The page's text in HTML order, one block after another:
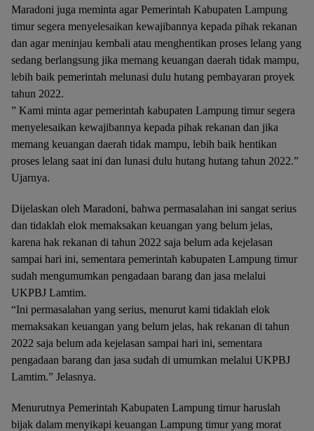
Maradoni juga meminta agar Pemerintah Kabupaten Lampung
timur segera menyelesaikan kewajibannya kepada pihak rekanan
dan agar meninjau kembali atau menghentikan proses lelang yang
sedang berlangsung jika memang keuangan daerah tidak mampu,
lebih baik pemerintah melunasi dulu hutang pembayaran proyek
tahun 2022.
” Kami minta agar pemerintah kabupaten Lampung timur segera
menyelesaikan kewajibannya kepada pihak rekanan dan jika
memang keuangan daerah tidak mampu, lebih baik hentikan
proses lelang saat ini dan lunasi dulu hutang hutang tahun 2022.”
Ujarnya.
Dijelaskan oleh Maradoni, bahwa permasalahan ini sangat serius
dan tidaklah elok memaksakan keuangan yang belum jelas,
karena hak rekanan di tahun 2022 saja belum ada kejelasan
sampai hari ini, sementara pemerintah kabupaten Lampung timur
sudah mengumumkan pengadaan barang dan jasa melalui
UKPBJ Lamtim.
“Ini permasalahan yang serius, menurut kami tidaklah elok
memaksakan keuangan yang belum jelas, hak rekanan di tahun
2022 saja belum ada kejelasan sampai hari ini, sementara
pengadaan barang dan jasa sudah di umumkan melalui UKPBJ
Lamtim.” Jelasnya.
Menurutnya Pemerintah Kabupaten Lampung timur haruslah
bijak dalam menyikapi keuangan Lampung timur yang morat